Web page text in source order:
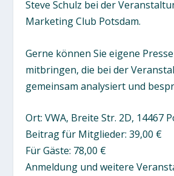
Steve Schulz bei der
Marketing Club Potsdam.
Gerne können Sie eigene
mitbringen, die bei der
gemeinsam analysiert und
Ort: VWA, Breite Str. 2D, 14467
Beitrag für Mitglieder: 39,00 €
Für Gäste: 78,00 €
Anmeldung und weitere